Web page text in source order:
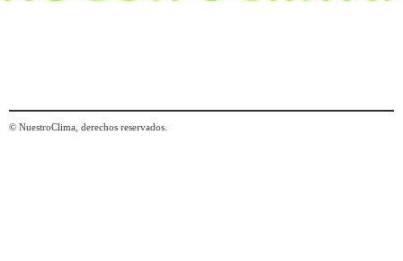
© NuestroClima, derechos reservados.